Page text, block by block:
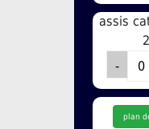
assis
plan